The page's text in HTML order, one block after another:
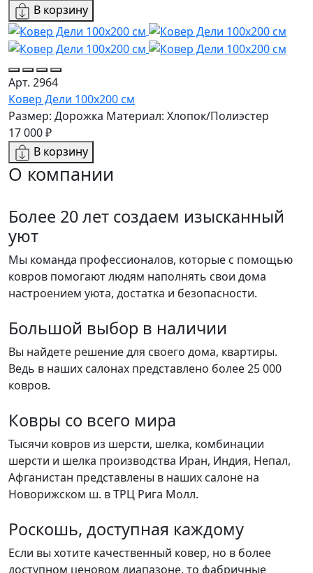
В корзину
Арт. 2964
Ковер Дели 100х200 см
Размер: Дорожка Материал: Хлопок/Полиэстер
17 000 ₽
В корзину
О компании
Более 20 лет создаем изысканный
уют
Мы команда профессионалов, которые с помощью
ковров помогают людям наполнять свои дома
настроением уюта, достатка и безопасности.
Большой выбор в наличии
Вы найдете решение для своего дома, квартиры.
Ведь в наших салонах представлено более 25 000
ковров.
Ковры со всего мира
Тысячи ковров из шерсти, шелка, комбинации
шерсти и шелка производства Иран, Индия, Непал,
Афганистан представлены в наших салоне на
Новорижском ш. в ТРЦ Рига Молл.
Роскошь, доступная каждому
Если вы хотите качественный ковер, но в более
доступном ценовом диапазоне, то фабричные